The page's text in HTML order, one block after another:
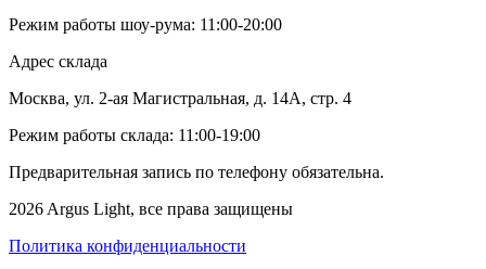
Режим работы шоу-рума: 11:00-20:00
Адрес склада
Москва, ул. 2-ая Магистральная, д. 14А, стр. 4
Режим работы склада: 11:00-19:00
Предварительная запись по телефону обязательна.
2026 Argus Light, все права защищены
Политика конфиденциальности